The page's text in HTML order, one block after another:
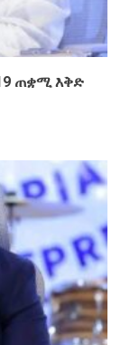
ጠቋሚ እቅድ